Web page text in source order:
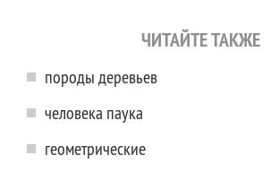
ЧИТАЙТЕ ТАКЖЕ
породы деревьев
человека паука
геометрические